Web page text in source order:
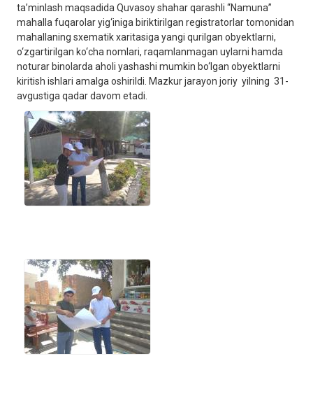
ta’minlash maqsadida Quvasoy shahar qarashli “Namuna”
mahalla fuqarolar yig‘iniga biriktirilgan registratorlar tomonidan
mahallaning sxematik xaritasiga yangi qurilgan obyektlarni,
o‘zgartirilgan ko‘cha nomlari, raqamlanmagan uylarni hamda
noturar binolarda aholi yashashi mumkin bo‘lgan obyektlarni
kiritish ishlari amalga oshirildi. Mazkur jarayon joriy yilning 31-
avgustiga qadar davom etadi.